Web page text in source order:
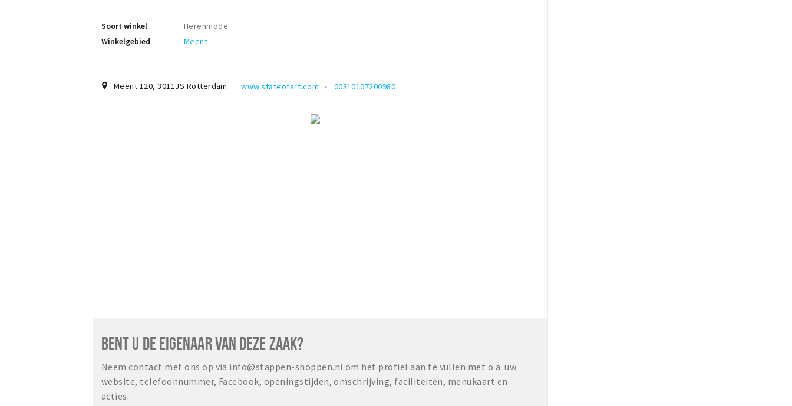
Soort winkel
Herenmode
Winkelgebied
Meent
Meent 120,3011JS Rotterdam www.stateofart.com 00310107200980
BENT U DE EIGENAAR VAN DEZE ZAAK?
Neem contact met ons op via info@stappen-shoppen.nl om het profiel aan te vullen met o.a. uw
website, telefoonnummer, Facebook, openingstijden, omschrijving, faciliteiten, menukaart en
acties.